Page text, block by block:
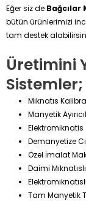
Eğer siz de Bağcılar
bütün ürünlerimizi
tam destek
Üretimini
Sistemler;
Mıknatıs
Manyetik
Elektromiknatis
Demanyetize
Özel İmalat
Daimi
Tam Manyetik